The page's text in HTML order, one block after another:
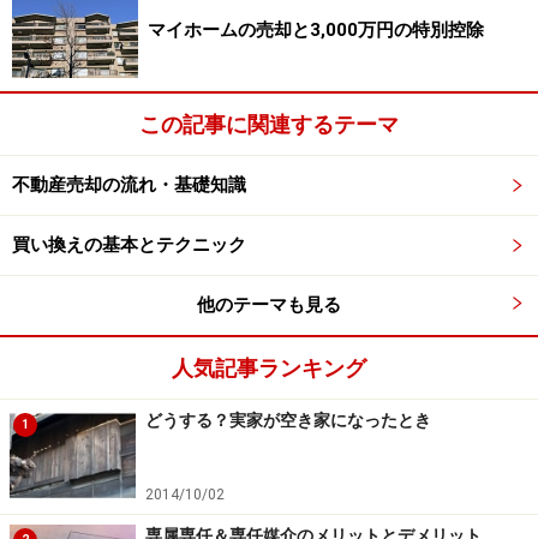
マイホームの売却と3,000万円の特別控除
この記事に関連するテーマ
不動産売却の流れ・基礎知識
買い換えの基本とテクニック
他のテーマも見る
人気記事ランキング
1 どうする？実家が空き家になったとき
2014/10/02
専属専任＆専任媒介のメリットとデメリット